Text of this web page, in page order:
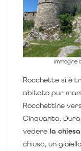
Immagine
Rocchette si è
abitato pur
Rocchettine
Cinquanta.
vedere la
chiusa, un